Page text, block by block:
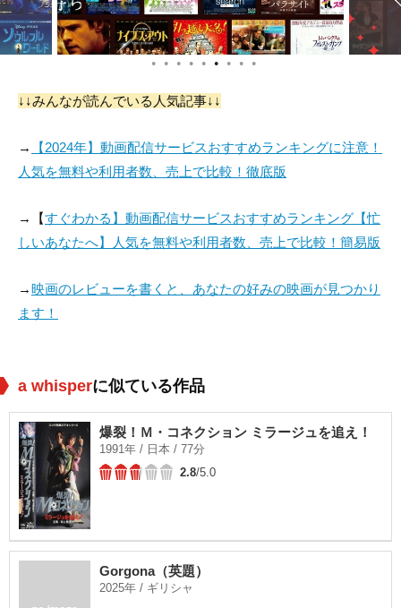
● ● ● ● ● ● ● ● ●
↓↓みんなが読んでいる人気記事↓↓
→
【2024年】動画配信サービスおすすめランキングに注意！
人気を無料や利用者数、売上で比較！徹底版
→【すぐわかる】動画配信サービスおすすめランキング【忙
しいあなたへ】人気を無料や利用者数、売上で比較！簡易版
→映画のレビューを書くと、あなたの好みの映画が見つかり
ます！
a whisperに似ている作品
爆裂！Ｍ・コネクション ミラージュを追え！
1991年 / 日本 / 77分
2.8/5.0
Gorgona（英題）
2025年 / ギリシャ